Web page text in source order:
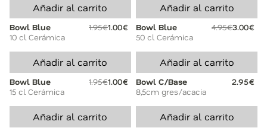
Añadir al carrito
Bowl Blue 1.95€1.00€
10 cl Cerámica
Añadir al carrito
Bowl Blue 4.95€3.00€
50 cl Cerámica
Añadir al carrito
Bowl Blue 1.95€1.00€
15 cl Cerámica
Añadir al carrito
Bowl C/Base
2.95€
8,5cm gres/acacia
Añadir al carrito Añadir al carrito